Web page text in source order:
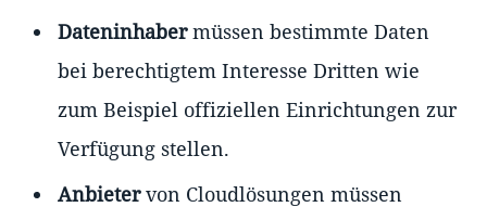
Dateninhabermüssen bestimmte Daten
bei berechtigtem Interesse Dritten wie
zum Beispiel offiziellen Einrichtungen zur
Verfügung stellen.
Anbietervon Cloudlösungen müssen